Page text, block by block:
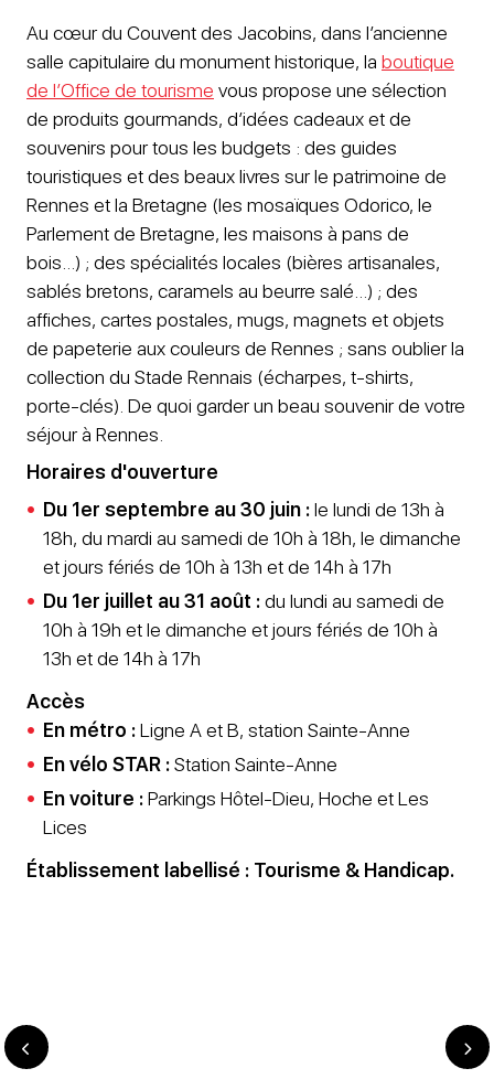
Au cœur du Couvent des Jacobins, dans l’ancienne
salle capitulaire du monument historique, la boutique
de l’Office de tourisme vous propose une sélection
de produits gourmands, d’idées cadeaux et de
souvenirs pour tous les budgets : des guides
touristiques et des beaux livres sur le patrimoine de
Rennes et la Bretagne (les mosaïques Odorico, le
Parlement de Bretagne, les maisons à pans de
bois…) ; des spécialités locales (bières artisanales,
sablés bretons, caramels au beurre salé…) ; des
affiches, cartes postales, mugs, magnets et objets
de papeterie aux couleurs de Rennes ; sans oublier la
collection du Stade Rennais (écharpes, t-shirts,
porte-clés). De quoi garder un beau souvenir de votre
séjour à Rennes.
Horaires d'ouverture
Du 1er septembre au 30 juin :le lundi de 13h à
18h, du mardi au samedi de 10h à 18h, le dimanche
et jours fériés de 10h à 13h et de 14h à 17h
Du 1er juillet au 31 août :du lundi au samedi de
10h à 19h et le dimanche et jours fériés de 10h à
13h et de 14h à 17h
Accès
En métro :Ligne A et B, station Sainte-Anne
En vélo STAR :Station Sainte-Anne
En voiture :Parkings Hôtel-Dieu, Hoche et Les
Lices
Établissement labellisé : Tourisme & Handicap.